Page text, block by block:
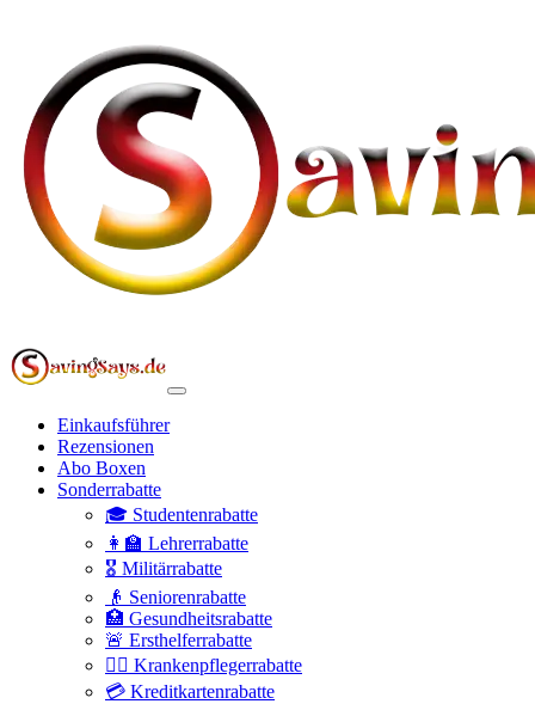
Einkaufsführer
Rezensionen
Abo Boxen
Sonderrabatte
🎓 Studentenrabatte
👩‍🏫 Lehrerrabatte
🎖️ Militärrabatte
👴 Seniorenrabatte
🏥 Gesundheitsrabatte
🚨 Ersthelferrabatte
👩‍⚕️ Krankenpflegerrabatte
💳 Kreditkartenrabatte